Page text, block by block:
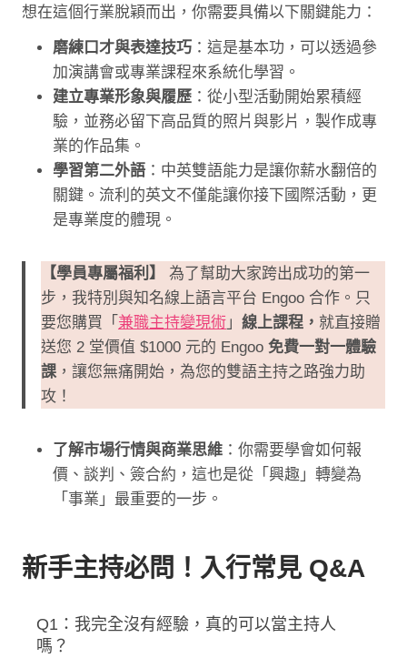
想在這個行業脫穎而出，你需要具備以下關鍵能力：
磨練口才與表達技巧 ：這是基本功，可以透過參
加演講會或專業課程來系統化學習。
建立專業形象與履歷 ：從小型活動開始累積經
驗，並務必留下高品質的照片與影片，製作成專
業的作品集。
學習第二外語 ：中英雙語能力是讓你薪水翻倍的
關鍵。流利的英文不僅能讓你接下國際活動，更
是專業度的體現。
【學員專屬福利】
為了幫助大家跨出成功的第一
步，我特別與知名線上語言平台 Engoo 合作。只
要您購買「 兼職主持變現術 」 線上課程， 就直接贈
送您 2 堂價值 $1000 元的 Engoo 免費一對一體驗
課 ，讓您無痛開始，為您的雙語主持之路強力助
攻！
了解市場行情與商業思維 ：你需要學會如何報
價、談判、簽合約，這也是從「興趣」轉變為
「事業」最重要的一步。
新手主持必問！入行常見 Q&A
Q1：我完全沒有經驗，真的可以當主持人
嗎？